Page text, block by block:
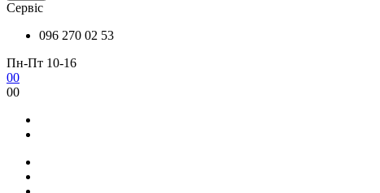
Сервіс
096 270 02 53
Пн-Пт 10-16
00
00